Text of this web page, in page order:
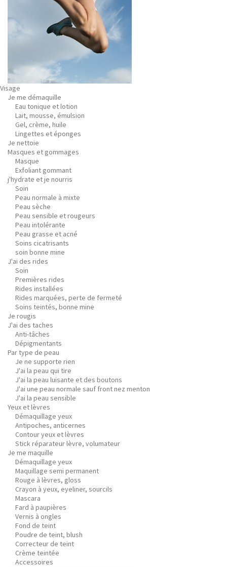
Visage
Je me démaquille
Eau tonique et lotion
Lait, mousse, émulsion
Gel, crème, huile
Lingettes et éponges
Je nettoie
Masques et gommages
Masque
Exfoliant gommant
j'hydrate et je nourris
Soin
Peau normale à mixte
Peau sèche
Peau sensible et rougeurs
Peau intolérante
Peau grasse et acné
Soins cicatrisants
soin bonne mine
J'ai des rides
Soin
Premières rides
Rides installées
Rides marquées, perte de fermeté
Soins teintés, bonne mine
Je rougis
J'ai des taches
Anti-tâches
Dépigmentants
Par type de peau
Je ne supporte rien
J'ai la peau qui tire
J'ai la peau luisante et des boutons
J'ai une peau normale sauf front nez menton
J'ai la peau sensible
Yeux et lèvres
Démaquillage yeux
Antipoches, anticernes
Contour yeux et lèvres
Stick réparateur lèvre, volumateur
Je me maquille
Démaquillage yeux
Maquillage semi permanent
Rouge à lèvres, gloss
Crayon à yeux, eyeliner, sourcils
Mascara
Fard à paupières
Vernis à ongles
Fond de teint
Poudre de teint, blush
Correcteur de teint
Crème teintée
Accessoires